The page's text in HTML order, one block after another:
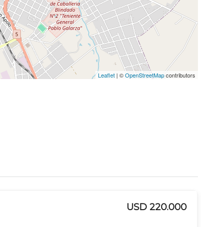
Leaflet | ©OpenStreetMapcontributors
USD 220.000